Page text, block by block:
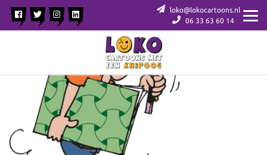
loko@lokocartoons.nl
06 33 63 60 14